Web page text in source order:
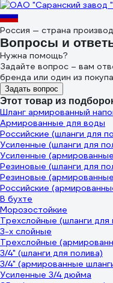
Россия — страна
Вопросы и
Нужна помощь?
Задайте вопрос – вам
бренда или один из
Задать вопрос
Этот товар из
Шланг армированный
Армированные для воды
Российские (шланги для
Усиленные (шланги для
Усиленные
Резиновые (шланги для
Резиновые
Российские
В бухте
Морозостойкие
Трехслойные (шланги для
3-х слойные
Трехслойные
3/4" (шланги для полива)
3/4" (армированные
Усиленные 3/4 дюйма